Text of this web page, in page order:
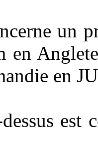
un
en
en
est